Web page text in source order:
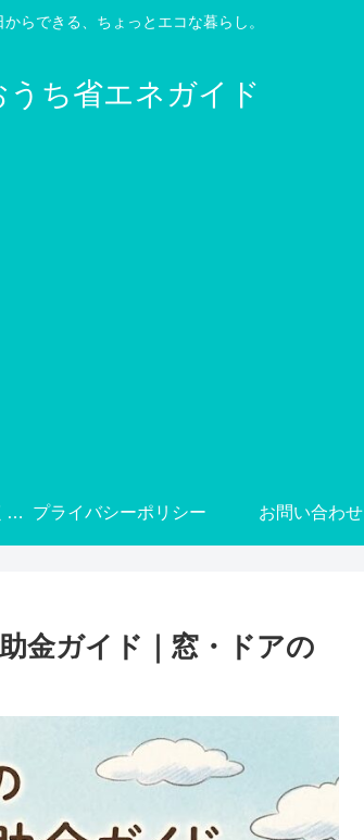
からできる、ちょっとエコな暮らし。
うち省エネガイド
特定商取引法に基づく表記 プライバシーポリシー お問い合わせ
金ガイド｜窓・ドアの